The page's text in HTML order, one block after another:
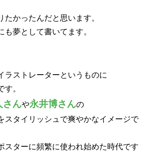
たかったんだと思います。
も夢として書いてます。
ラストレーターというものに
。
さんや永井博さんの
スタイリッシュで爽やかなイメージで
スターに頻繁に使われ始めた時代です